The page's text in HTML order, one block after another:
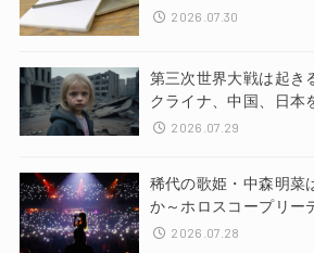
2026.07.30
第三次世界大戦は起き
クライナ、中国、日本
2026.07.29
稀代の歌姫・中森明菜
か～ホロスコープリー
2026.07.28